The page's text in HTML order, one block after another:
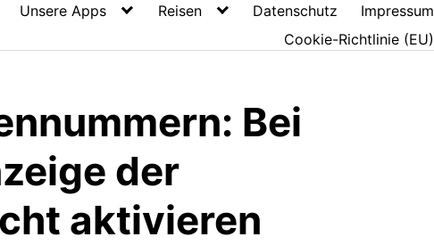
Unsere Apps Reisen Datenschutz
Impressum
Cookie-Richtlinie (EU)
Bei
der
aktivieren